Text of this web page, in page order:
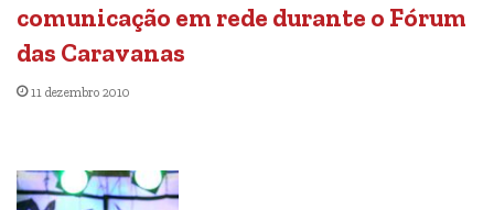
comunicação em rede durante o Fórum
das Caravanas
11 dezembro 2010